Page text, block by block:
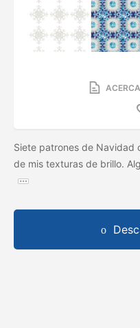
Siete patrones de Navidad
de mis texturas de brillo.